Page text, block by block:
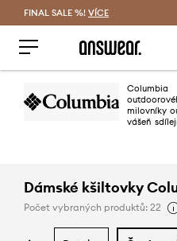
FINAL SALE %! VÍCE
milovníky
vášeň
Dámské kšiltovky
Počet vybraných produktů: 22